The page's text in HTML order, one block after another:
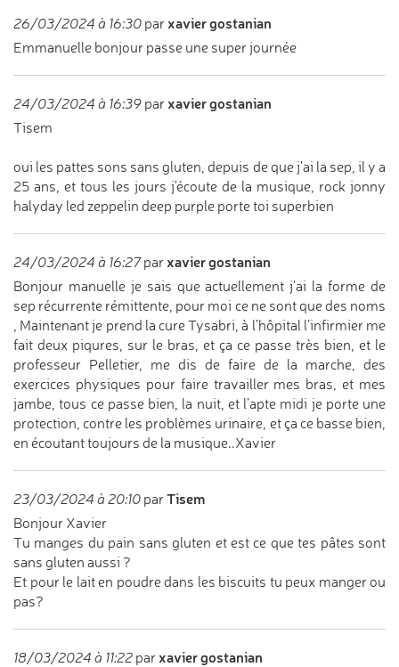
26/03/2024 à 16:30 par xavier gostanian
Emmanuelle bonjour passe une super journée
24/03/2024 à 16:39 par xavier gostanian
Tisem
oui les pattes sons sans gluten, depuis de que j'ai la sep, il y a
25 ans, et tous les jours j'écoute de la musique, rock jonny
halyday led zeppelin deep purple porte toi superbien
24/03/2024 à 16:27par xavier gostanian
Bonjour manuelle je sais que actuellement j'ai la forme de
sep récurrente rémittente, pour moi ce ne sont que des noms
, Maintenant je prend la cure Tysabri, à l’hôpital l’infirmier me
fait deux piqures, sur le bras, et ça ce passe très bien, et le
professeur Pelletier, me dis de faire de la marche, des
exercices physiques pour faire travailler mes bras, et mes
jambe, tous ce passe bien, la nuit, et l’apte midi je porte une
protection, contre les problèmes urinaire, et ça ce basse bien,
en écoutant toujours de la musique..Xavier
23/03/2024 à 20:10 par Tisem
Bonjour Xavier
Tu manges du pain sans gluten et est ce que tes pâtes sont
sans gluten aussi ?
Et pour le lait en poudre dans les biscuits tu peux manger ou
pas?
18/03/2024 à 11:22 par xavier gostanian